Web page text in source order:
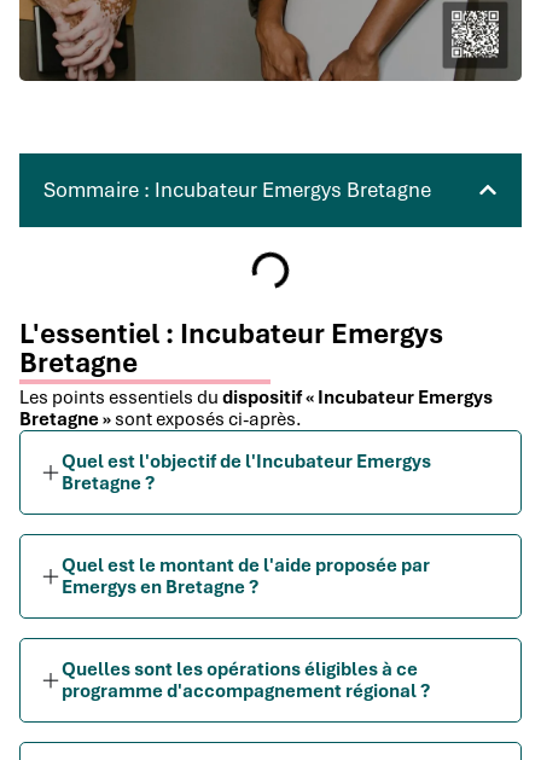
Sommaire : Incubateur Emergys Bretagne
L'essentiel : Incubateur Emergys
Bretagne
Les points essentiels du dispositif « Incubateur Emergys
Bretagne » sont exposés ci-après.
Quel est l'objectif de l'Incubateur Emergys
Bretagne ?
Quel est le montant de l'aide proposée par
Emergys en Bretagne ?
Quelles sont les opérations éligibles à ce
programme d'accompagnement régional ?